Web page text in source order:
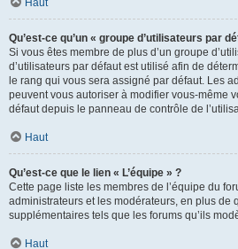
Haut
Qu’est-ce qu’un « groupe d’utilisateurs par
Si vous êtes membre de plus d’un groupe
d’utilisateurs par défaut est utilisé afin de
le rang qui vous sera assigné par défaut. Les
peuvent vous autoriser à modifier vous-même
défaut depuis le panneau de contrôle de
Haut
Qu’est-ce que le lien « L’équipe » ?
Cette page liste les membres de l’équipe du
administrateurs et les modérateurs, en plus de
supplémentaires tels que les forums qu’ils
Haut